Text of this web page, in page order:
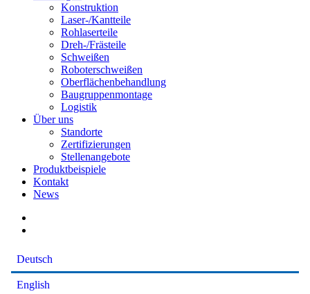
Konstruktion
Laser-/Kantteile
Rohlaserteile
Dreh-/Frästeile
Schweißen
Roboterschweißen
Oberflächenbehandlung
Baugruppenmontage
Logistik
Über uns
Standorte
Zertifizierungen
Stellenangebote
Produktbeispiele
Kontakt
News
Deutsch
English